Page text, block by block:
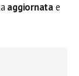
aggiornatae